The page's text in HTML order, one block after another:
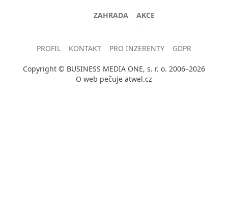
ZAHRADA
AKCE
PROFIL KONTAKT PRO INZERENTY GDPR
Copyright © BUSINESS MEDIA ONE, s. r. o. 2006–2026